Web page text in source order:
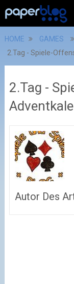
HOME
GAMES
2.Tag - Spiele-
2.Tag -
Autor Des